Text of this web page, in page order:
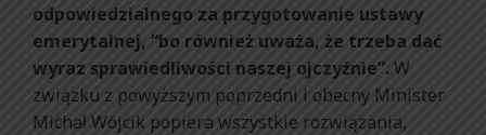
odpowiedzialnego za przygotowanie ustawy
emerytalnej, “bo również uważa, że trzeba dać
wyraz sprawiedliwości naszej ojczyźnie”. W
związku z powyższym poprzedni i obecny Minister
Michał Wójcik popiera wszystkie rozwiązania,